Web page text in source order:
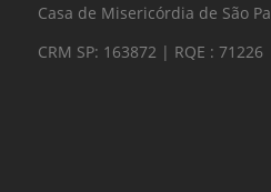
Casa de Misericórdia de São
CRM SP: 163872 | RQE : 71226